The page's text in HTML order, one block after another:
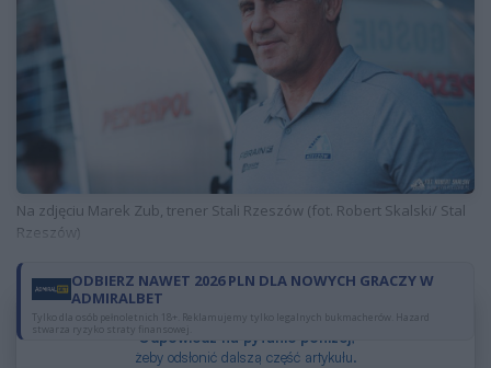
Na zdjęciu Marek Zub, trener Stali Rzeszów (fot. Robert Skalski/ Stal
Rzeszów)
ODBIERZ NAWET 2026 PLN DLA NOWYCH GRACZY W
ADMIRALBET
Tylko dla osób pełnoletnich 18+. Reklamujemy tylko legalnych bukmacherów. Hazard
stwarza ryzyko straty finansowej.
Dzięki reklamom możesz czytać za darmo.
Odpowiedz na pytanie poniżej,
żeby odsłonić dalszą część artykułu.